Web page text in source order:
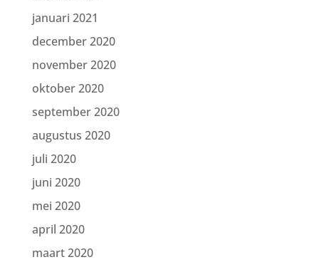
januari 2021
december 2020
november 2020
oktober 2020
september 2020
augustus 2020
juli 2020
juni 2020
mei 2020
april 2020
maart 2020